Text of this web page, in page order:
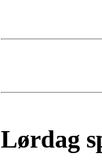
Lørdag